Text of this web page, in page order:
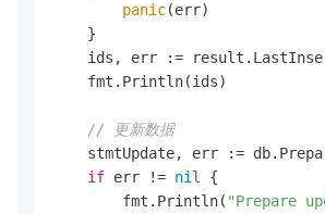
panic(err)
    }
ids, err :=
    fmt.Println(ids)
// 更新数据
stmtUpdate, err :=
if err != nil {
        fmt.Println(
"Prepare